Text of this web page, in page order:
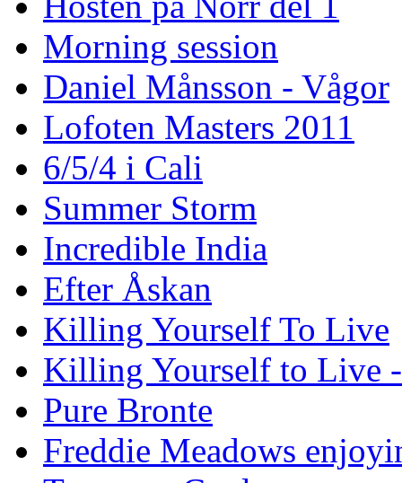
Morning session
Daniel Månsson - Vågor
Lofoten Masters 2011
6/5/4 i Cali
Summer Storm
Incredible India
Efter Åskan
Killing Yourself To Live
Killing Yourself to Live -
Pure Bronte
Freddie Meadows